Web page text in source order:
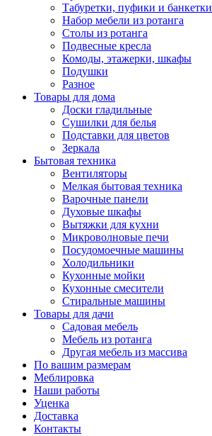
Табуретки, пуфики и банкетки
Набор мебели из ротанга
Столы из ротанга
Подвесные кресла
Комоды, этажерки, шкафы
Подушки
Разное
Товары для дома
Доски гладильные
Сушилки для белья
Подставки для цветов
Зеркала
Бытовая техника
Вентиляторы
Мелкая бытовая техника
Варочные панели
Духовые шкафы
Вытяжки для кухни
Микроволновые печи
Посудомоечные машины
Холодильники
Кухонные мойки
Кухонные смесители
Стиральные машины
Товары для дачи
Садовая мебель
Мебель из ротанга
Другая мебель из массива
По вашим размерам
Меблировка
Наши работы
Уценка
Доставка
Контакты